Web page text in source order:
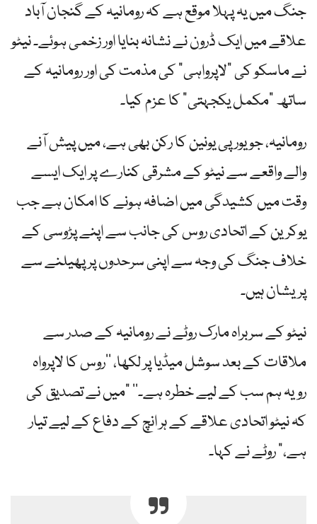
جنگ میں یہ پہلا موقع ہے کہ رومانیہ کے گنجان آباد
علاقے میں ایک ڈرون نے نشانہ بنایا اور زخمی ہوئے۔ نیٹو
نے ماسکو کی "لاپرواہی” کی مذمت کی اور رومانیہ کے
ساتھ "مکمل یکجہتی” کا عزم کیا۔
رومانیہ، جو یورپی یونین کا رکن بھی ہے، میں پیش آنے
والے واقعے سے نیٹو کے مشرقی کنارے پر ایک ایسے
وقت میں کشیدگی میں اضافہ ہونے کا امکان ہے جب
یوکرین کے اتحادی روس کی جانب سے اپنے پڑوسی کے
خلاف جنگ کی وجہ سے اپنی سرحدوں پر پھیلنے سے
پریشان ہیں۔
نیٹو کے سربراہ مارک روٹے نے رومانیہ کے صدر سے
ملاقات کے بعد سوشل میڈیا پر لکھا، ’’روس کا لاپرواہ
رویہ ہم سب کے لیے خطرہ ہے۔‘‘ "میں نے تصدیق کی
کہ نیٹو اتحادی علاقے کے ہر انچ کے دفاع کے لیے تیار
ہے،” روٹے نے کہا۔